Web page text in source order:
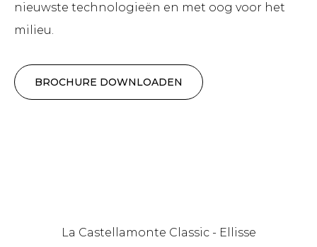
nieuwste technologieën en met oog voor het
milieu.
BROCHURE DOWNLOADEN
La Castellamonte Classic - Ellisse